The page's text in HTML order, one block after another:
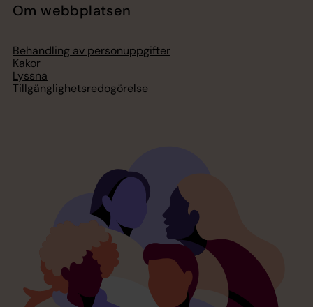
Om webbplatsen
Behandling av personuppgifter
Kakor
Lyssna
Tillgänglighetsredogörelse